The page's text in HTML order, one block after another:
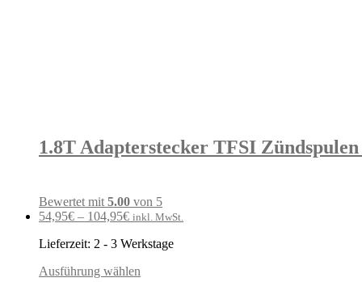
1.8T Adapterstecker TFSI
Bewertet mit 5.00 von 5
54,95€ – 104,95€ inkl. MwSt.
Lieferzeit: 2 - 3 Werkstage
Ausführung wählen